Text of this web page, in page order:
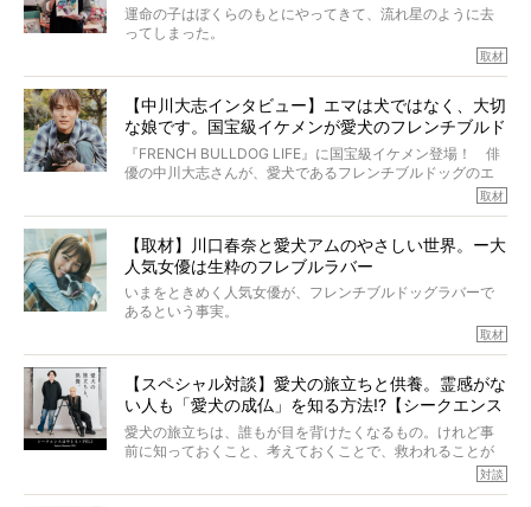
きの年齢は13歳と11ヶ月、レジェンド級のレジェンドでし
た。さらには、治療後3年間は一度も発作が起きなかったと
いいます。
この事実はフレンチブルドッグだけでなく、脳腫瘍と闘う
太郎のオーナーである佐藤さんご夫婦に、治療の選択やケ
アについて詳しくお話しをうかがいました。
運命の子はぼくらのもとにやってきて、流れ星のように去
ってしまった。
り添いたいと思う。
その悲しみをいますぐ解消することはできないが、話をき
いて、泣いたり笑ったりするのもいいだろう。
こんな子だった、こんなにいい子だった、ほんとうに愛し
ていたと。
ぼくらは上沼恵美子さんのご自宅へ伺って、お話をきこう
と思った。
取材
【中川大志インタビュー】エマは犬ではなく、大切
な娘です。国宝級イケメンが愛犬のフレンチブルド
ッグと一緒に登場
『FRENCH BULLDOG LIFE』に国宝級イケメン登場！ 俳
優の中川大志さんが、愛犬であるフレンチブルドッグのエ
マちゃん（2歳の女の子）にメロメロとの情報を聞きつけ、
カエピソードが次から次へと飛び出しました。
取材
【取材】川口春奈と愛犬アムのやさしい世界。ー大
人気女優は生粋のフレブルラバー
いまをときめく人気女優が、フレンチブルドッグラバーで
あるという事実。
とりを目の当たりにするほどに、そのフレンチブルドッグ
愛がわたしたちのそれとまったく同じであることに、なん
だかうれしくなってしまったのでした。
春奈さんとアムちゃんのすてきな暮らしを、BUHI編集長の
小西がいつくしみながら、切り取らせていただきます。
取材
【スペシャル対談】愛犬の旅立ちと供養。霊感がな
い人も「愛犬の成仏」を知る方法!?【シークエンス
はやとも×PELI】
愛犬の旅立ちは、誰もが目を背けたくなるもの。けれど事
前に知っておくこと、考えておくことで、救われることが
対談